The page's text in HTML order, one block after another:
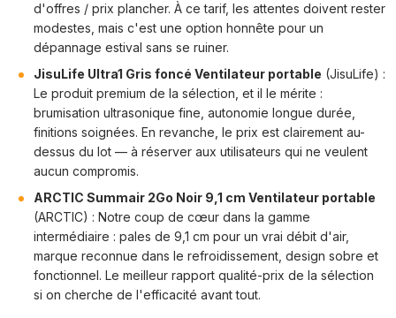
d'offres / prix plancher. À ce tarif, les attentes doivent rester
modestes, mais c'est une option honnête pour un
dépannage estival sans se ruiner.
JisuLife Ultra1 Gris foncé Ventilateur portable (JisuLife) :
Le produit premium de la sélection, et il le mérite :
brumisation ultrasonique fine, autonomie longue durée,
finitions soignées. En revanche, le prix est clairement au-
dessus du lot — à réserver aux utilisateurs qui ne veulent
aucun compromis.
ARCTIC Summair 2Go Noir 9,1 cm Ventilateur portable
(ARCTIC) : Notre coup de cœur dans la gamme
intermédiaire : pales de 9,1 cm pour un vrai débit d'air,
marque reconnue dans le refroidissement, design sobre et
fonctionnel. Le meilleur rapport qualité-prix de la sélection
si on cherche de l'efficacité avant tout.